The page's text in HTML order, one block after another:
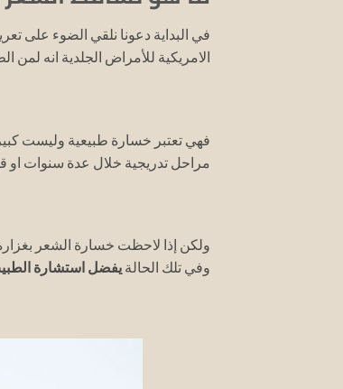
في البداية دعونا نلقي الضوء على
الامريكية للأمراض الجلدية انه لمن
فهي تعتبر خسارة طبيعية وليست
مراحل تدريجية خلال عدة سنوات او
ولكن إذا لاحظت خسارة الشعر
وفي تلك الحالة يفضل استشارة